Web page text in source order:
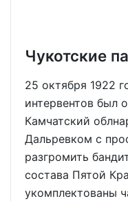
Чукотские
25 октября 1922
интервентов был
Камчатский
Дальревком с
разгромить
состава Пятой
укомплектованы